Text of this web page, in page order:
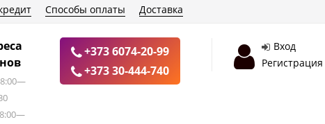
Способы оплаты Доставка
+373 6074-20-99
+373 30-444-740
Вход
Регистрация